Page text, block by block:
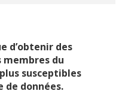
d’obtenir des
du
susceptibles
de données.